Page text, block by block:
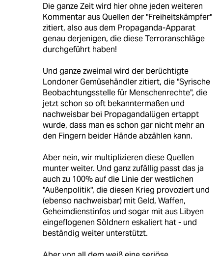
Die ganze Zeit wird hier ohne jeden weiteren
Kommentar aus Quellen der "Freiheitskämpfer"
zitiert, also aus dem Propaganda-Apparat
genau derjenigen, die diese Terroranschläge
durchgeführt haben!
Und ganze zweimal wird der berüchtigte
Londoner Gemüsehändler zitiert, die "Syrische
Beobachtungsstelle für Menschenrechte", die
jetzt schon so oft bekanntermaßen und
nachweisbar bei Propagandalügen ertappt
wurde, dass man es schon gar nicht mehr an
den Fingern beider Hände abzählen kann.
Aber nein, wir multiplizieren diese Quellen
munter weiter. Und ganz zufällig passt das ja
auch zu 100% auf die Linie der westlichen
"Außenpolitik", die diesen Krieg provoziert und
(ebenso nachweisbar) mit Geld, Waffen,
Geheimdienstinfos und sogar mit aus Libyen
eingeflogenen Söldnern eskaliert hat - und
beständig weiter unterstützt.